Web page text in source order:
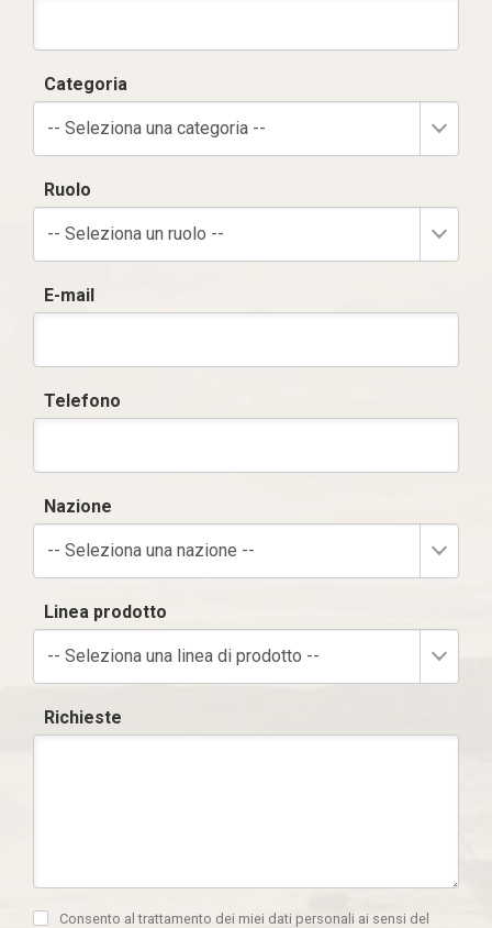
Categoria
-- Seleziona una categoria --
Ruolo
-- Seleziona un ruolo --
E-mail
Telefono
Nazione
-- Seleziona una nazione --
Linea prodotto
-- Seleziona una linea di prodotto --
Richieste
Consento al trattamento dei miei dati personali ai sensi del